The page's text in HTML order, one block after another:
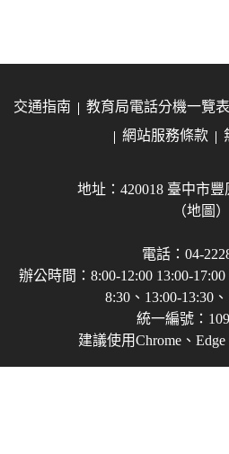
交通指南 教育局電話分機一覽表
網站服務條款
地址：420018 臺中市
（地圖）
電話：04-
辦公時間：8:00-12:00 13:00-
8:30、13:00-13:30
統一編號：
建議使用Chrome、